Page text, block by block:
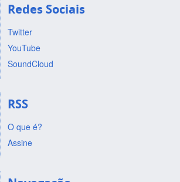
Redes Sociais
Twitter
YouTube
SoundCloud
RSS
O que é?
Assine